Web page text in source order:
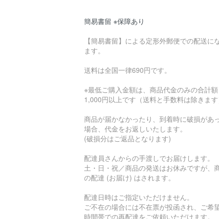
簡易書留 ※保障あり
【簡易書留】による定形外郵便での配送に
ます。
送料は全国一律690円です。
※最低ご購入金額は、商品代金のみの合計額
1,000円以上です（送料と手数料は除きます
商品が届かなかったり、到着時に破損があ
場合、代金をお返しいたします。
(破損分はご返品となります)
配達員さんからの手渡しでお届けします。
土・日・祝／商品の発送はお休みですが、
の配達 (お届け) はされます。
配達日時はご指定いただけません。
ご不在の場合には不在票が投函され、ご希
時間帯での再配達をご依頼いただけます。